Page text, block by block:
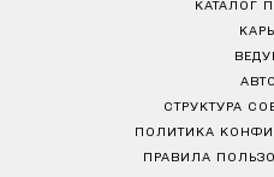
КАТАЛОГ
СТРУКТУРА
ПОЛИТИКА
ПРАВИЛА